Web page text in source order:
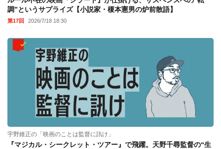
調”というサプライズ【小説家・榎本憲男の炉前散語】
第17回 2026/7/18 18:30
宇野維正の「映画のことは監督に訊け」
『マジカル・シークレット・ツアー』で飛躍。天野千尋監督の“生